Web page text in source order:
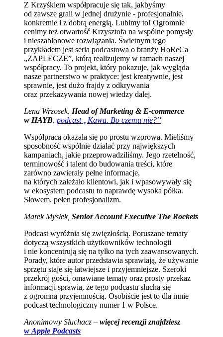
Z Krzyśkiem współpracuje się tak, jakbyśmy
od zawsze grali w jednej drużynie - profesjonalnie,
konkretnie i z dobrą energią. Lubimy to! Ogromnie
cenimy też otwartość Krzysztofa na wspólne pomysły
i nieszablonowe rozwiązania. Świetnym tego
przykładem jest seria podcastowa o branży HoReCa
„ZAPLECZE”, którą realizujemy w ramach naszej
współpracy. To projekt, który pokazuje, jak wygląda
nasze partnerstwo w praktyce: jest kreatywnie, jest
sprawnie, jest dużo frajdy z odkrywania
oraz przekazywania nowej wiedzy dalej.
Lena Wrzosek, Head of Marketing & E-commerce
w HAYB podcast „Kawa. Bo czemu nie?”
Współpraca okazała się po prostu wzorowa. Mieliśmy
sposobność wspólnie działać przy największych
kampaniach, jakie przeprowadziliśmy. Jego rzetelność,
terminowość i talent do budowania treści, które
zarówno zawierały pełne informacje,
na których zależało klientowi, jak i wpasowywały się
w ekosystem podcastu to naprawdę wysoka półka.
Słowem, pełen profesjonalizm.
Marek Mysłek, Senior Account Executive The Rockets
Podcast wyróżnia się zwięzłością. Poruszane tematy
dotyczą wszystkich użytkowników technologii
i nie koncentrują się na tylko na tych zaawansowanych.
Porady, które autor przedstawia sprawiają, że używanie
sprzętu staje się łatwiejsze i przyjemniejsze. Szeroki
przekrój gości, omawiane tematy oraz prosty przekaz
informacji sprawia, że tego podcastu słucha się
z ogromną przyjemnością. Osobiście jest to dla mnie
podcast technologiczny numer 1 w Polsce.
Anonimowy Słuchacz – więcej recenzji znajdziesz
w Apple Podcasts